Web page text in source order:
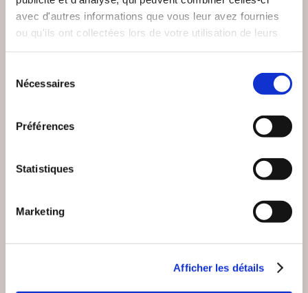
avec d'autres informations que vous leur avez fournies
ou qu'ils ont collectées lors de votre utilisation de leurs
Nécessaires
Préférences
Statistiques
Marketing
Afficher les détails
Action & aventure Action & aventure